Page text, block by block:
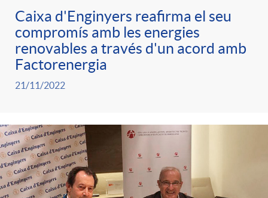
u
t
s
Caixa d'Enginyers reafirma el seu
compromís amb les energies
renovables a través d'un acord amb
Factorenergia
21/11/2022